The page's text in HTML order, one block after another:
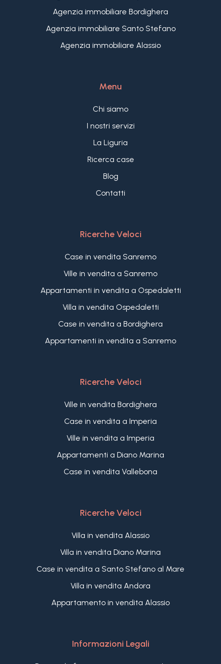
Agenzia immobiliare Bordighera
Agenzia immobiliare Santo Stefano
Agenzia immobiliare Alassio
Menu
Chi siamo
I nostri servizi
La Liguria
Ricerca case
Blog
Contatti
Ricerche Veloci
Case in vendita Sanremo
Ville in vendita a Sanremo
Appartamenti in vendita a Ospedaletti
Villa in vendita Ospedaletti
Case in vendita a Bordighera
Appartamenti in vendita a Sanremo
Ricerche Veloci
Ville in vendita Bordighera
Case in vendita a Imperia
Ville in vendita a Imperia
Appartamenti a Diano Marina
Case in vendita Vallebona
Ricerche Veloci
Villa in vendita Alassio
Villa in vendita Diano Marina
Case in vendita a Santo Stefano al Mare
Villa in vendita Andora
Appartamento in vendita Alassio
Informazioni Legali